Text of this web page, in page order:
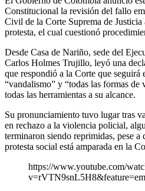
Constitucional la revisión del fallo
Civil de la Corte Suprema de Justicia
protesta, el cual cuestionó
Desde Casa de Nariño, sede del
Carlos Holmes Trujillo, leyó una
que respondió a la Corte que
“vandalismo” y “todas las formas
todas las herramientas a su alcance.
Su pronunciamiento tuvo lugar tras
en rechazo a la violencia policial,
terminaron siendo reprimidas, pese
protesta social está amparada en la
https://www.youtube.com/